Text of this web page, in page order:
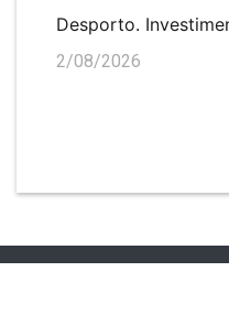
Desporto.
2/08/2026